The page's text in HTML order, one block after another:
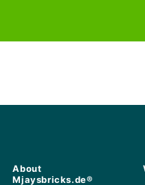
About
Mjaysbricks.de®